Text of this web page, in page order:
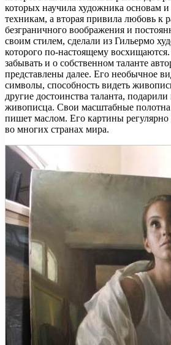
которых научила художника основам
техникам, а вторая привила любовь к
безграничного воображения и
своим стилем, сделали из Гильермо
которого по-настоящему
забывать и о собственном таланте
представлены далее. Его необычное
символы, способность видеть
другие достоинства таланта,
живописца. Свои масштабные
пишет маслом. Его картины регулярно
во многих странах мира.